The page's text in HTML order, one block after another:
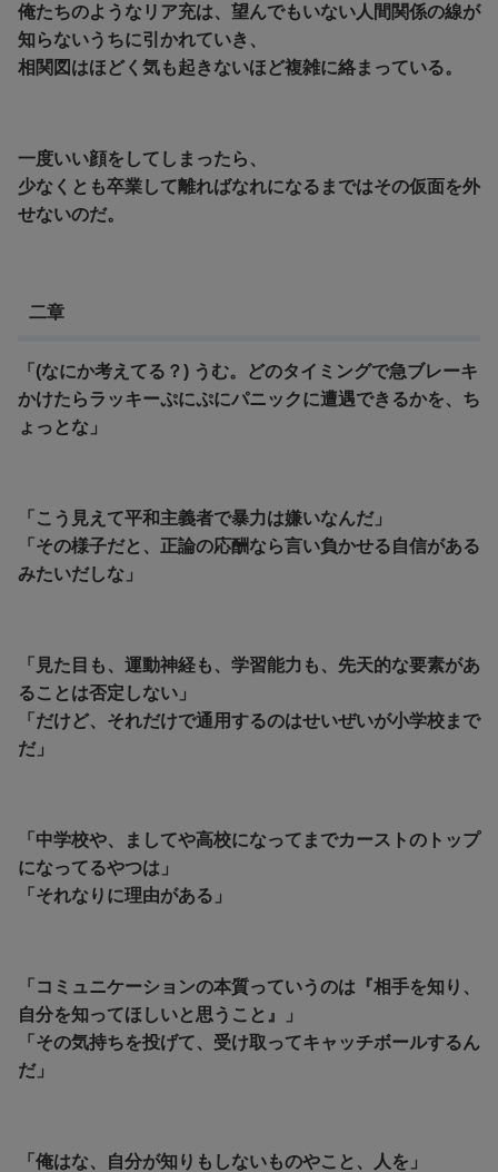
俺たちのようなリア充は、望んでもいない人間関係の線が
知らないうちに引かれていき、
相関図はほどく気も起きないほど複雑に絡まっている。
一度いい顔をしてしまったら、
少なくとも卒業して離ればなれになるまではその仮面を外
せないのだ。
二章
「(なにか考えてる？) うむ。どのタイミングで急ブレーキ
かけたらラッキーぷにぷにパニックに遭遇できるかを、ち
ょっとな」
「こう見えて平和主義者で暴力は嫌いなんだ」
「その様子だと、正論の応酬なら言い負かせる自信がある
みたいだしな」
「見た目も、運動神経も、学習能力も、先天的な要素があ
ることは否定しない」
「だけど、それだけで通用するのはせいぜいが小学校まで
だ」
「中学校や、ましてや高校になってまでカーストのトップ
になってるやつは」
「それなりに理由がある」
「コミュニケーションの本質っていうのは『相手を知り、
自分を知ってほしいと思うこと』」
「その気持ちを投げて、受け取ってキャッチボールするん
だ」
「俺はな、自分が知りもしないものやこと、人を」